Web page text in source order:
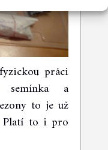
práci
a
to je už
Platí to i pro